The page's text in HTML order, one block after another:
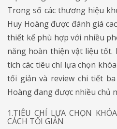
Trong số các thương hiệu
Huy Hoàng được đánh giá
thiết kế phù hợp với nhiều
năng hoàn thiện vật liệu tốt.
tích các tiêu chí lựa chọn
tối giản và review chi tiết
Hoàng đang được nhiều chủ
1.TIÊU CHÍ LỰA CHỌN
CÁCH TỐI GIẢN